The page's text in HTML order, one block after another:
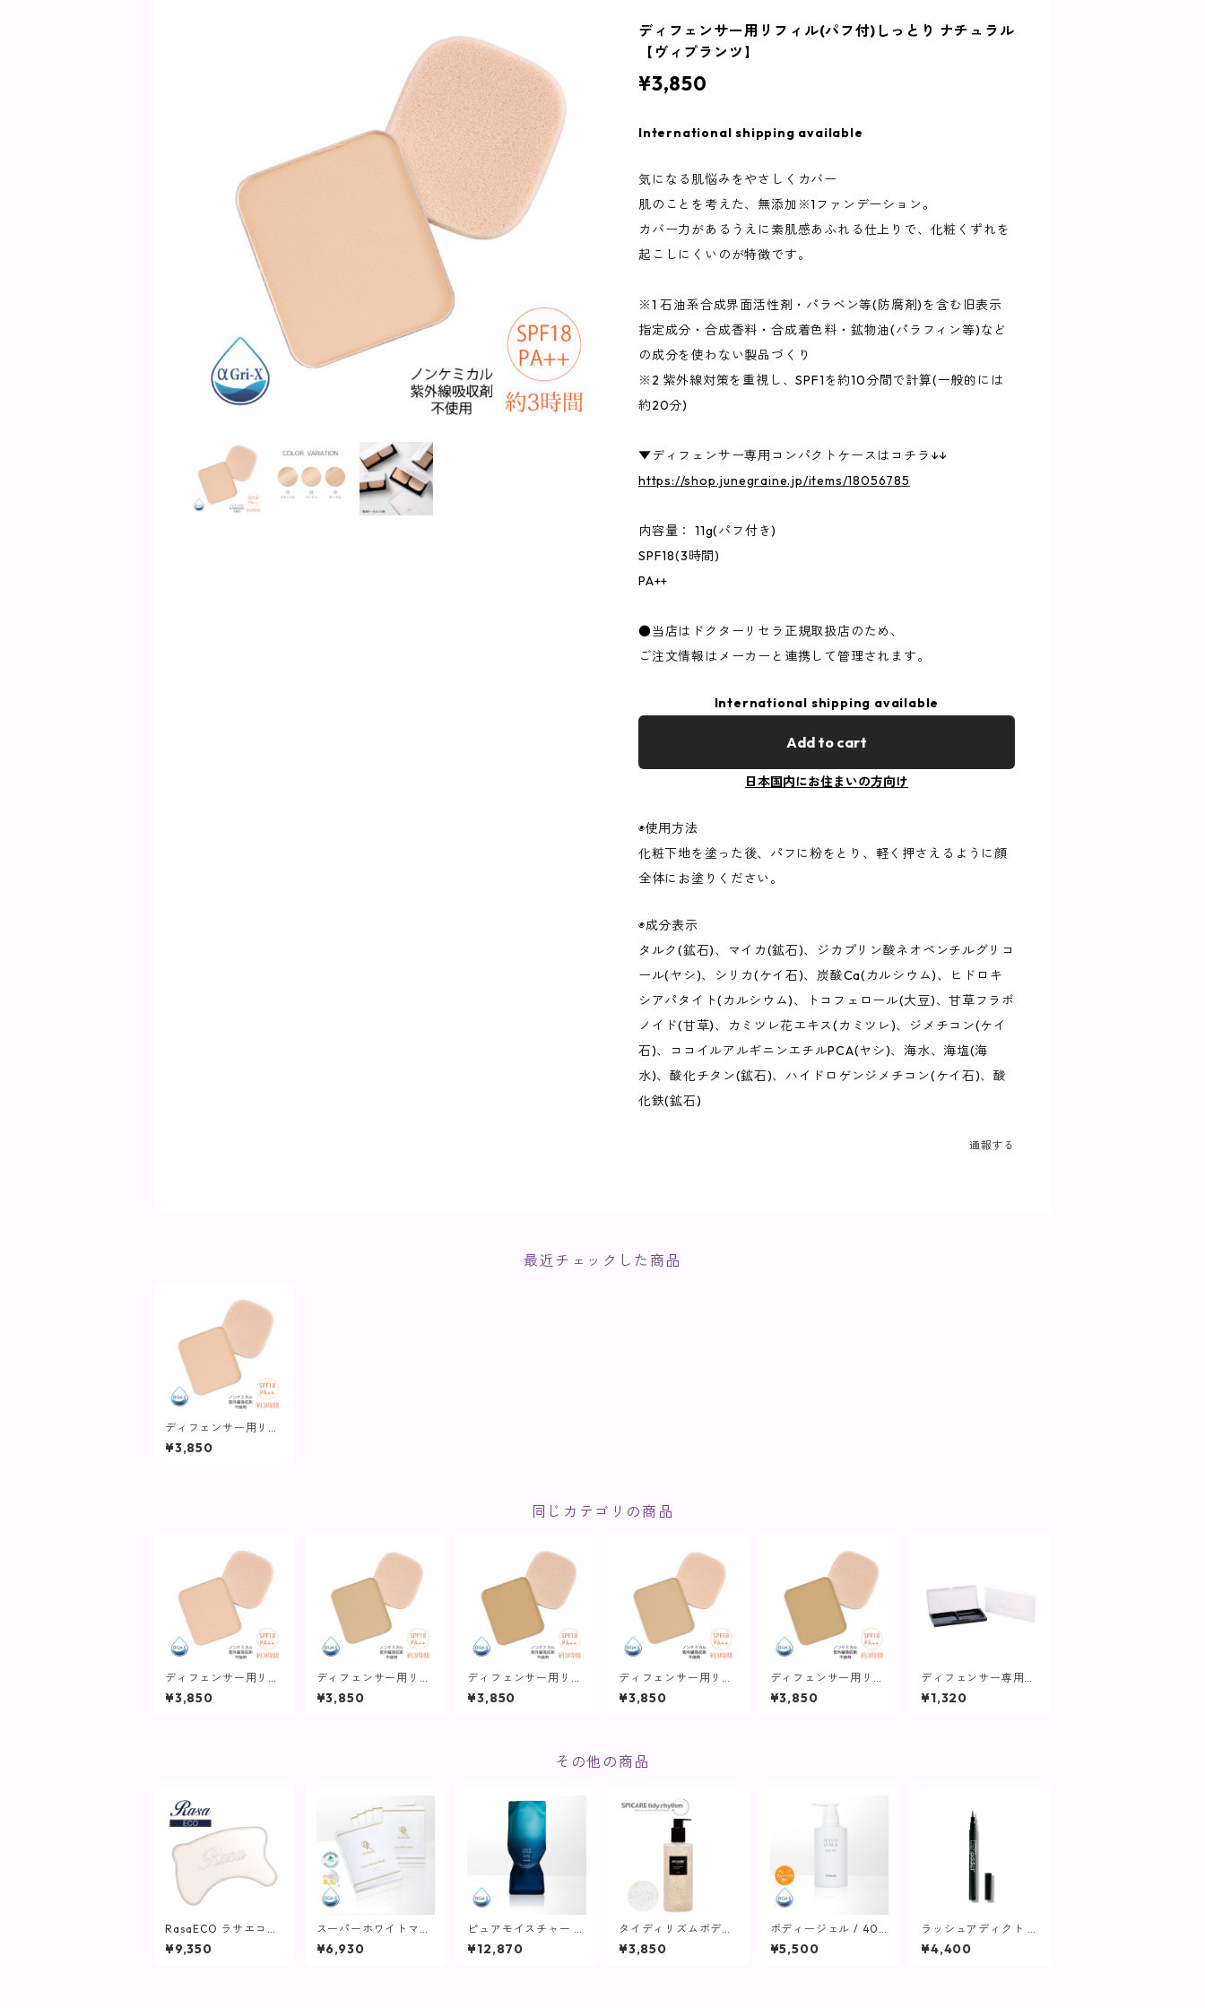
ディフェンサー用リフィル(パフ付)しっとり ナチュラル
【ヴィプランツ】
¥3,850
International shipping available
気になる肌悩みをやさしくカバー
肌のことを考えた、無添加※1ファンデーション。
カバー力があるうえに素肌感あふれる仕上りで、化粧くずれを
起こしにくいのが特徴です。
※1 石油系合成界面活性剤・パラベン等(防腐剤)を含む旧表示
指定成分・合成香料・合成着色料・鉱物油(パラフィン等)など
の成分を使わない製品づくり
※2 紫外線対策を重視し、SPF1を約10分間で計算(一般的には
約20分)
▼ディフェンサー専用コンパクトケースはコチラ↓↓
https://shop.junegraine.jp/items/18056785
内容量： 11g(パフ付き)
SPF18(3時間)
PA++
●当店はドクターリセラ正規取扱店のため、
ご注文情報はメーカーと連携して管理されます。
International shipping available
Add to cart
日本国内にお住まいの方向け
◉使用方法
化粧下地を塗った後、パフに粉をとり、軽く押さえるように顔
全体にお塗りください。
◉成分表示
タルク(鉱石)、マイカ(鉱石)、ジカプリン酸ネオペンチルグリコ
ール(ヤシ)、シリカ(ケイ石)、炭酸Ca(カルシウム)、ヒドロキ
シアパタイト(カルシウム)、トコフェロール(大豆)、甘草フラボ
ノイド(甘草)、カミツレ花エキス(カミツレ)、ジメチコン(ケイ
石)、ココイルアルギニンエチルPCA(ヤシ)、海水、海塩(海
水)、酸化チタン(鉱石)、ハイドロゲンジメチコン(ケイ石)、酸
化鉄(鉱石)
通報する
最近チェックした商品
ディフェンサー用リフ
ィル(パフ付)しっとり
ナチュラル【ヴィプラ
¥3,850
同じカテゴリの商品
ディフェンサー用リフ
ィル(パフ付)ノーマル
ナチュラル【ヴィプラ
¥3,850
ディフェンサー用リフ
ィル(パフ付)ノーマル
ベージュ【ヴィプラン
¥3,850
ディフェンサー用リフ
ィル(パフ付)ノーマル
オークル【ヴィプラン
¥3,850
ディフェンサー用リフ
ィル(パフ付)しっとり
ベージュ【ヴィプラン
¥3,850
ディフェンサー用リフ
ィル(パフ付)しっとり
オークル【ヴィプラン
¥3,850
ディフェンサー専用コ
ンパクトケース(容器
のみ)【ヴィプラン
¥1,320
その他の商品
RasaECO ラサエコー
【SPICARE】
¥9,350
スーパーホワイトマス
ク5枚入【マスクパッ
ク】
¥6,930
ピュアモイスチャー ク
レンジング (詰替え) /
500g【クレンジン
¥12,870
タイディリズムボディ
ウォッシュ / 500ml
【SPICARE】
¥3,850
ボディージェル / 400
mL【保湿ジェル】
¥5,500
ラッシュアディクト ラ
シャス ラッシュ ライ
ナー / 1ml【アイライ
¥4,400